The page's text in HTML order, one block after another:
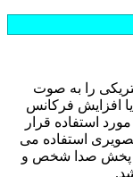
را به صوت
افزایش فرکانس
استفاده قرار
استفاده می
پخش صدا شخص و